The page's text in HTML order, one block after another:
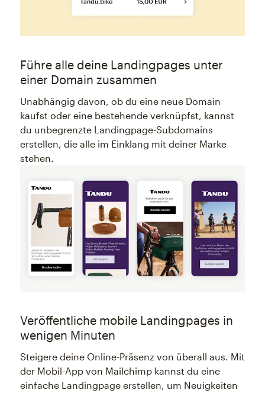
Führe alle deine Landingpages unter
einer Domain zusammen
Unabhängig davon, ob du eine neue Domain
kaufst oder eine bestehende verknüpfst, kannst
du unbegrenzte Landingpage-Subdomains
erstellen, die alle im Einklang mit deiner Marke
stehen.
Veröffentliche mobile Landingpages in
wenigen Minuten
Steigere deine Online-Präsenz von überall aus. Mit
der Mobil-App von Mailchimp kannst du eine
einfache Landingpage erstellen, um Neuigkeiten